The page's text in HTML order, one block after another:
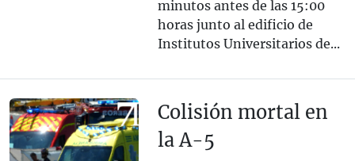
minutos antes de las 15:00
horas junto al edificio de
Institutos Universitarios de...
Colisión mortal en
la A-5